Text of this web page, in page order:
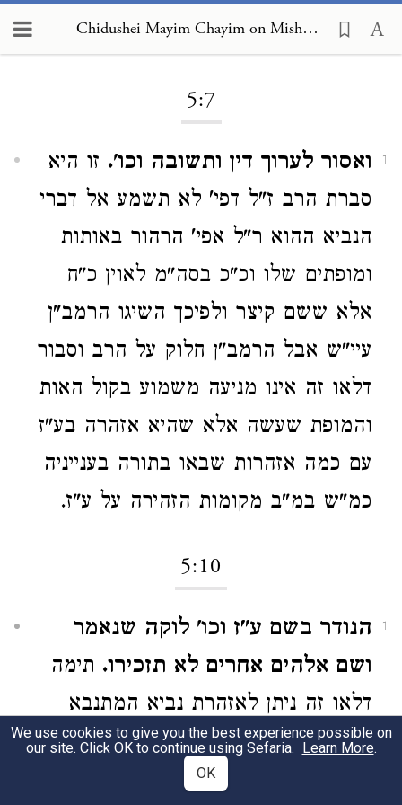
Chidushei Mayim Chayim on Mishneh Torah, Foreign Worship and Customs of the Nations 5:7
5:7
1 ואסור לערוך דין ותשובה וכו'. זו היא
סברת הרב ז"ל דפי' לא תשמע אל דברי
הנביא ההוא ר"ל אפי' הרהור באותות
ומופתים שלו וכ"כ בסה"מ לאוין כ"ח
אלא ששם קיצר ולפיכך השיגו הרמב"ן
עיי"ש אבל הרמב"ן חלוק על הרב וסבור
דלאו זה אינו מניעה משמוע בקול האות
והמופת שעשה אלא שהיא אזהרה בע"ז
עם כמה אזהרות שבאו בתורה בענייניה
כמ"ש במ"ב מקומות הזהירה על ע"ז.
5:10
1
הנודר בשם ע"ז וכו' לוקה שנאמר
ושם אלהים אחרים לא תזכירו. תימה
דלאו זה ניתן לאזהרת נביא המתנבא
בשם ע"ז וקי"ל דלאו שניתן לאזהרת
מיתת בי"ד שאין לוקין עליו וכמ"ש הרב
We use cookies to give you the best experience possible on
our site. Click OK to continue using Sefaria. Learn More.
OK